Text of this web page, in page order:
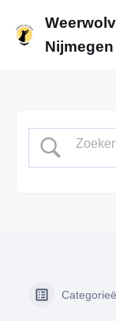
MeteenNijmegen